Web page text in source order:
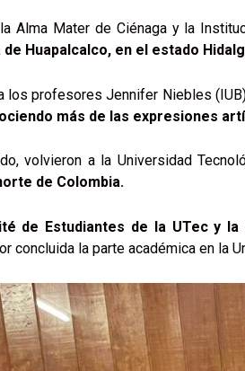
Alma Mater de Ciénaga y la
Huapalcalco, en el estado
los profesores Jennifer Niebles
más de las expresiones
volvieron a la Universidad
de Colombia.
de Estudiantes de la UTec y
concluida la parte académica en la